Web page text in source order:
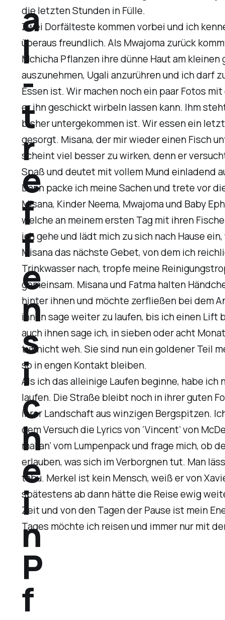
die letzten Stunden in Fülle.
Zwei Dorfälteste kommen vorbei und ich
überaus freundlich. Als Mwajoma zurück
Mchicha Pflanzen ihre dünne Haut am
auszunehmen, Ugali anzurühren und ich darf
Essen ist. Wir machen noch ein paar Fotos
er ihn geschickt wirbeln lassen kann. Ihm
bisher untergekommen ist. Wir essen ein
gesorgt. Misana, der mir wieder einen Fisch
scheint viel besser zu wirken, denn er
Spaß und deutet mit vollem Mund einladend
Dann packe ich meine Sachen und trete vor
Misana, Kinder Neema, Mwajoma und Baby
welche an meinem ersten Tag mit ihren
ich gehe und lädt mich zu sich nach Hause
Misana das nächste Gebet, von dem ich
Trinkwasser nach, tropfe meine
gemeinsam. Misana und Fatma halten
hinter ihnen und möchte zerfließen bei dem
ihnen sage weiter zu laufen, bis ich einen Lift
auch ihnen sage ich, in sieben oder acht
tut nicht weh. Sie sind nun ein goldener Teil
so in engen Kontakt bleiben.
Als ich das alleinige Laufen beginne, habe
laufen. Die Straße bleibt noch in ihrer guten
ihrer Landschaft aus winzigen Bergspitzen.
dem Versuch die Lyrics von ‘Vincent’ von
mal an’ vom Lumpenpack und frage mich,
erlauben, was sich im Verborgnen tut. Man
tabu. Merkel ist kein Mensch, weiß er von
spätestens ab dann hätte die Reise ewig
Zeit und von den Tagen der Pause ist mein
Tages möchte ich reisen und immer nur mit
a
l
-
t
r
e
f
f
e
n
s
i
c
h
e
i
n
P
f